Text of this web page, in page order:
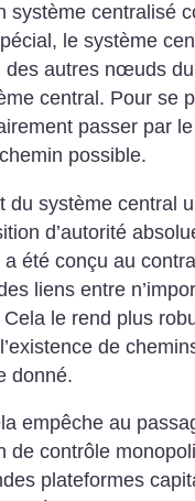
système centralisé
le système
des autres nœuds
central. Pour se
passer par
possible.
du système central
d’autorité
a été conçu au
liens entre
le rend plus
de
donné.
empêche au
de contrôle
plateformes